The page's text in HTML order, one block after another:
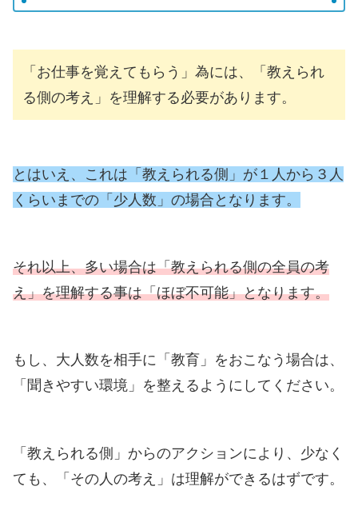
「お仕事を覚えてもらう」為には、「教えられ
る側の考え」を理解する必要があります。
とはいえ、これは「教えられる側」が１人から３人
くらいまでの「少人数」の場合となります。
それ以上、多い場合は「教えられる側の全員の考
え」を理解する事は「ほぼ不可能」となります。
もし、大人数を相手に「教育」をおこなう場合は、
「聞きやすい環境」を整えるようにしてください。
「教えられる側」からのアクションにより、少なく
ても、「その人の考え」は理解ができるはずです。